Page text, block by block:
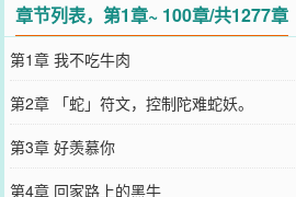
章节列表，第1章~ 100章/共1277章
第1章 我不吃牛肉
第2章 「蛇」符文，控制陀难蛇妖。
第3章 好羡慕你
第4章 回家路上的黑牛